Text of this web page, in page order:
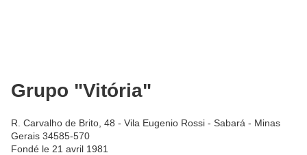
Grupo "Vitória"
R. Carvalho de Brito, 48 - Vila Eugenio Rossi - Sabará - Minas
Gerais 34585-570
Fondé le 21 avril 1981